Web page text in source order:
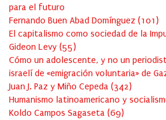
para el futuro
Fernando Buen Abad Domínguez (101 )
El capitalismo como sociedad de la
Gideon Levy (55)
Cómo un adolescente, y no un
israelí de «emigración voluntaria» de
Juan J. Paz y Miño Cepeda (342)
Humanismo latinoamericano y
Koldo Campos Sagaseta (69)